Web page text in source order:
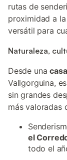
rutas de
proximidad a
versátil para
Naturaleza,
Desde una
Vallgorguina,
sin grandes
más valoradas
el
todo el